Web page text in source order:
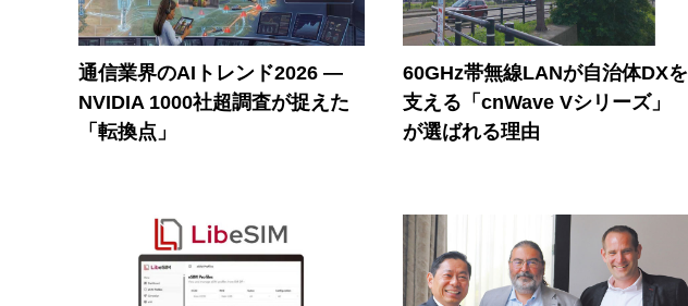
通信業界のAIトレンド2026 ―
NVIDIA 1000社超調査が捉えた
「転換点」
60GHz帯無線LANが自治体DXを
支える「cnWave Vシリーズ」
が選ばれる理由